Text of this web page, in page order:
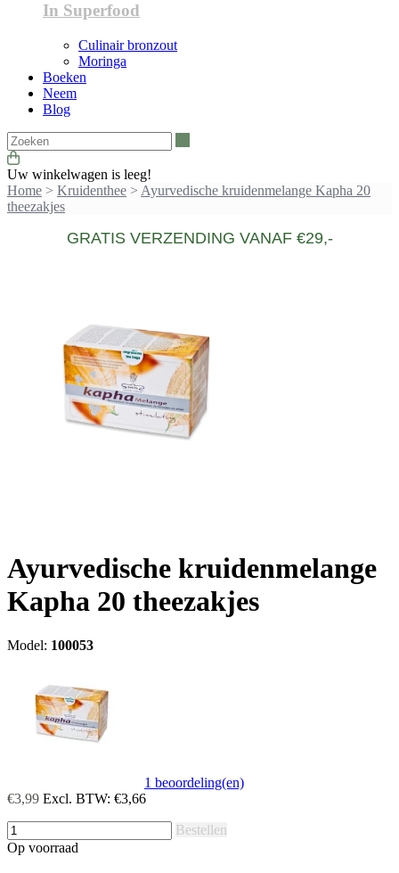
In Superfood
Culinair bronzout
Moringa
Boeken
Neem
Blog
Uw winkelwagen is leeg!
Home > Kruidenthee > Ayurvedische kruidenmelange Kapha 20
theezakjes
GRATIS VERZENDING VANAF €29,-
Ayurvedische kruidenmelange
Kapha 20 theezakjes
Model: 100053
1 beoordeling(en)
€3,99 Excl. BTW: €3,66
Bestellen
Op voorraad